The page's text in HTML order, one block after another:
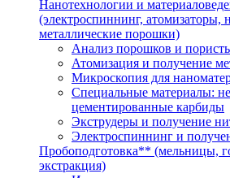
Нанотехнологии и
(электроспиннинг, атомизаторы,
металлические порошки)
Анализ порошков и
Атомизация и получение
Микроскопия для
Специальные материалы:
цементированные карбиды
Экструдеры и получение
Электроспиннинг и
Пробоподготовка** (мельницы,
экстракция)